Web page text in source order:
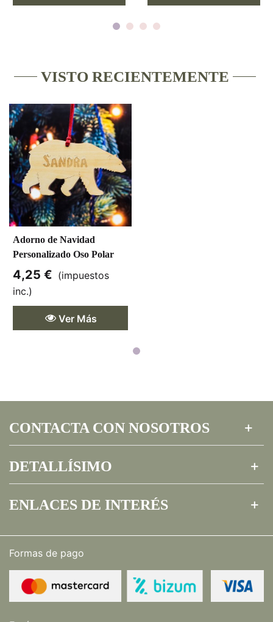
VISTO RECIENTEMENTE
Adorno de Navidad
Personalizado Oso Polar
4,25 € (impuestos
inc.)
Ver Más
CONTACTA CON NOSOTROS
DETALLÍSIMO
ENLACES DE INTERÉS
Formas de pago